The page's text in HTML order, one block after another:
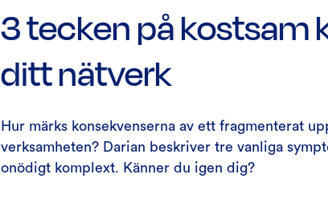
3 tecken på kostsam
ditt nätverk
Hur märks konsekvenserna av ett fragmenterat
verksamheten? Darian beskriver tre vanliga
onödigt komplext. Känner du igen dig?